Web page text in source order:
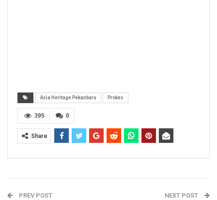
Asia Heritage Pekanbaru Prokes
0
395
Share
PREV POST NEXT POST